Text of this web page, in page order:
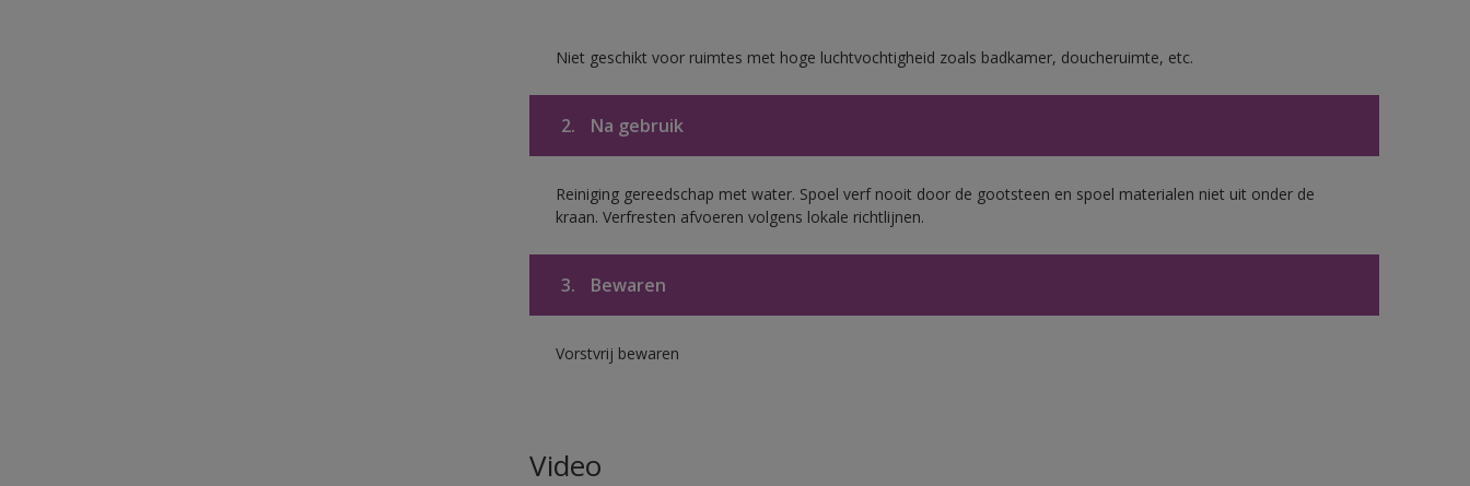
Niet geschikt voor ruimtes met hoge luchtvochtigheid zoals badkamer, doucheruimte, etc.
2. Na gebruik
Reiniging gereedschap met water. Spoel verf nooit door de gootsteen en spoel materialen niet uit onder de
kraan. Verfresten afvoeren volgens lokale richtlijnen.
3. Bewaren
Vorstvrij bewaren
Video